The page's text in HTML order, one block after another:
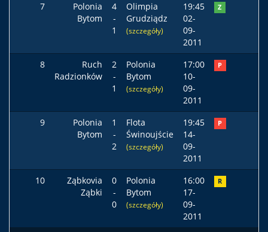
7
Polonia
Bytom
4
-
1
Olimpia
Grudziądz
(szczegóły)
19:45
02-
09-
2011
Z
8
Ruch
Radzionków
2
-
1
Polonia
Bytom
(szczegóły)
17:00
10-
09-
2011
P
9
Polonia
Bytom
1
-
2
Flota
Świnoujście
(szczegóły)
19:45
14-
09-
2011
P
10
Ząbkovia
Ząbki
0
-
0
Polonia
Bytom
(szczegóły)
16:00
17-
09-
2011
R